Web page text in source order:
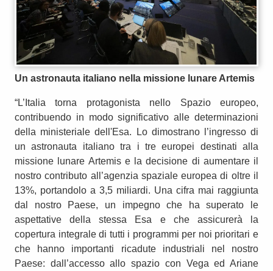
Un astronauta italiano nella missione lunare Artemis
“L’Italia torna protagonista nello Spazio europeo,
contribuendo in modo significativo alle determinazioni
della ministeriale dell'Esa. Lo dimostrano l’ingresso di
un astronauta italiano tra i tre europei destinati alla
missione lunare Artemis e la decisione di aumentare il
nostro contributo all’agenzia spaziale europea di oltre il
13%, portandolo a 3,5 miliardi. Una cifra mai raggiunta
dal nostro Paese, un impegno che ha superato le
aspettative della stessa Esa e che assicurerà la
copertura integrale di tutti i programmi per noi prioritari e
che hanno importanti ricadute industriali nel nostro
Paese: dall’accesso allo spazio con Vega ed Ariane